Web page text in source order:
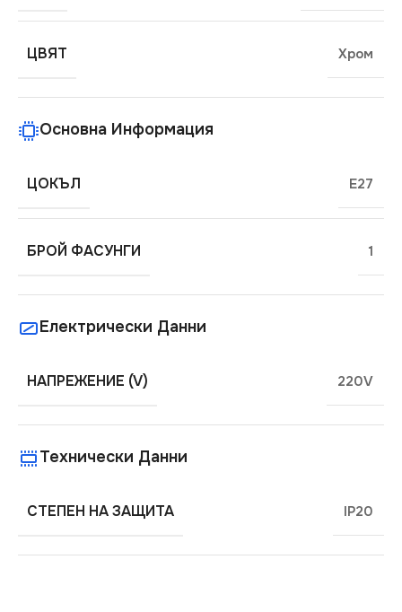
ЦВЯТ Хром
Основна Информация
ЦОКЪЛ E27
БРОЙ ФАСУНГИ 1
Електрически Данни
НАПРЕЖЕНИЕ (V) 220V
Технически Данни
СТЕПЕН НА ЗАЩИТА IP20